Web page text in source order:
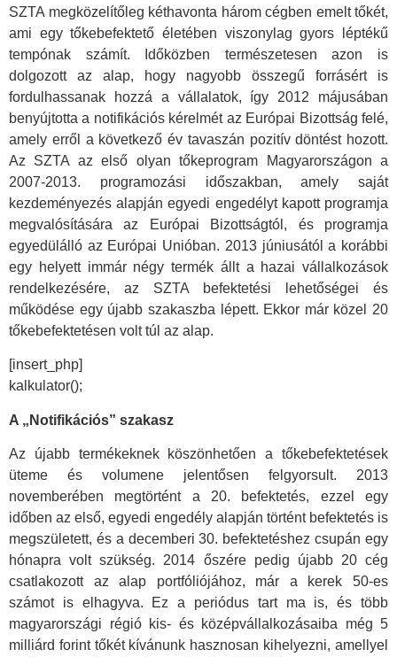
SZTA megközelítőleg kéthavonta három cégben emelt tőkét,
ami egy tőkebefektető életében viszonylag gyors léptékű
tempónak számít. Időközben természetesen azon is
dolgozott az alap, hogy nagyobb összegű forrásért is
fordulhassanak hozzá a vállalatok, így 2012 májusában
benyújtotta a notifikációs kérelmét az Európai Bizottság felé,
amely erről a következő év tavaszán pozitív döntést hozott.
Az SZTA az első olyan tőkeprogram Magyarországon a
2007-2013. programozási időszakban, amely saját
kezdeményezés alapján egyedi engedélyt kapott programja
megvalósítására az Európai Bizottságtól, és programja
egyedülálló az Európai Unióban. 2013 júniusától a korábbi
egy helyett immár négy termék állt a hazai vállalkozások
rendelkezésére, az SZTA befektetési lehetőségei és
működése egy újabb szakaszba lépett. Ekkor már közel 20
tőkebefektetésen volt túl az alap.
[insert_php]
kalkulator();
A „Notifikációs” szakasz
Az újabb termékeknek köszönhetően a tőkebefektetések
üteme és volumene jelentősen felgyorsult. 2013
novemberében megtörtént a 20. befektetés, ezzel egy
időben az első, egyedi engedély alapján történt befektetés is
megszületett, és a decemberi 30. befektetéshez csupán egy
hónapra volt szükség. 2014 őszére pedig újabb 20 cég
csatlakozott az alap portfóliójához, már a kerek 50-es
számot is elhagyva. Ez a periódus tart ma is, és több
magyarországi régió kis- és középvállalkozásaiba még 5
milliárd forint tőkét kívánunk hasznosan kihelyezni, amellyel